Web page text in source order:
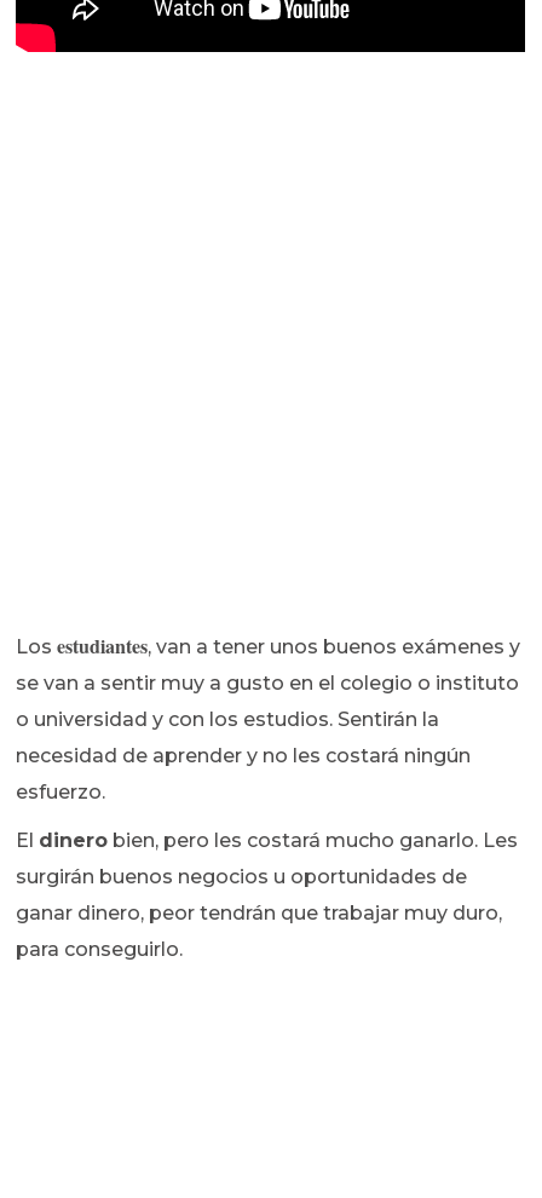
Losestudiantes, van a tener unos buenos exámenes y
se van a sentir muy a gusto en el colegio o instituto
o universidad y con los estudios. Sentirán la
necesidad de aprender y no les costará ningún
esfuerzo.
El dinero bien, pero les costará mucho ganarlo. Les
surgirán buenos negocios u oportunidades de
ganar dinero, peor tendrán que trabajar muy duro,
para conseguirlo.